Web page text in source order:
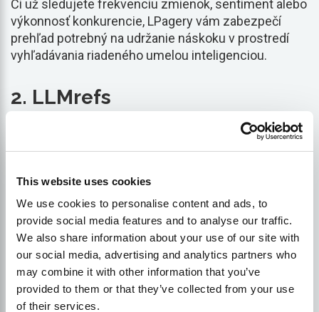
This website uses cookies
We use cookies to personalise content and ads, to
provide social media features and to analyse our traffic.
We also share information about your use of our site with
our social media, advertising and analytics partners who
may combine it with other information that you’ve
provided to them or that they’ve collected from your use
of their services.
Či už sledujete frekvenciu zmienok, sentiment alebo
výkonnosť konkurencie, LPagery vám zabezpečí
prehľad potrebný na udržanie náskoku v prostredí
vyhľadávania riadeného umelou inteligenciou.
2. LLMrefs
LLMrefs sleduje viditeľnosť, zmienky a citácie v
reakciách umelej inteligencie s funkciami
porovnať vašu značku s konkurenciou. Hoci je
LLMrefs výkonná, je menej vyspelá ako niektoré
staršie platformy SEO, potenciálne má menej
integrácií a problémov so stabilitou.
LLMrefs má zabudované A/B testovanie na
optimalizáciu výkonu obsahu. Monitorovacie